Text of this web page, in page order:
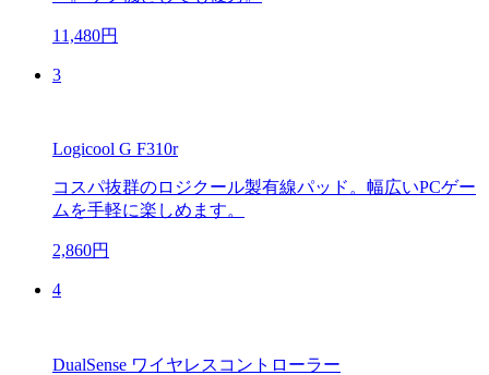
11,480円
3
Logicool G F310r
コスパ抜群のロジクール製有線パッド。幅広いPCゲー
ムを手軽に楽しめます。
2,860円
4
DualSense ワイヤレスコントローラー